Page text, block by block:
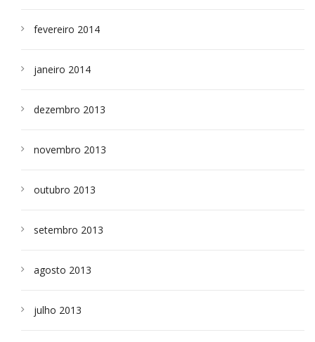
fevereiro 2014
janeiro 2014
dezembro 2013
novembro 2013
outubro 2013
setembro 2013
agosto 2013
julho 2013